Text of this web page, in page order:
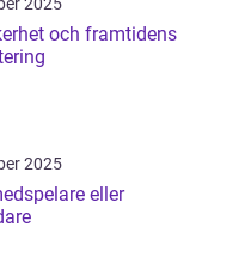
2025
och framtidens
2025
eller